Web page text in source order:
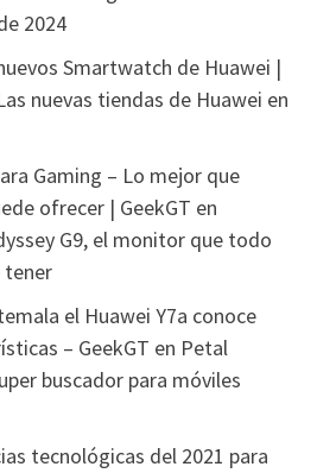
2024
Smartwatch de Huawei |
nuevas tiendas de Huawei en
Gaming – Lo mejor que
ofrecer | GeekGT en
G9, el monitor que todo
tener
el Huawei Y7a conoce
– GeekGT en Petal
buscador para móviles
tecnológicas del 2021 para